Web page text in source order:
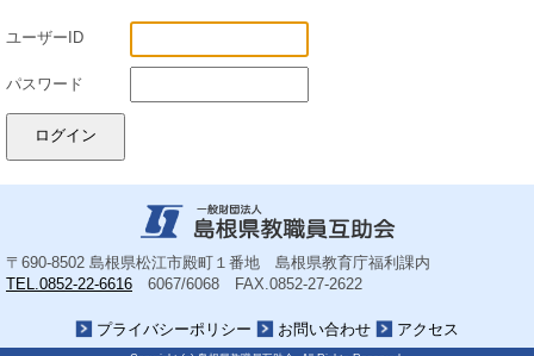
ユーザーID
パスワード
〒690-8502 島根県松江市殿町１番地 島根県教育庁福利課内
TEL.0852-22-6616 6067/6068 FAX.0852-27-2622
プライバシーポリシー お問い合わせ アクセス